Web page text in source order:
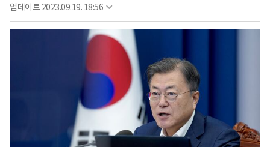
업데이트 2023.09.19. 18:56